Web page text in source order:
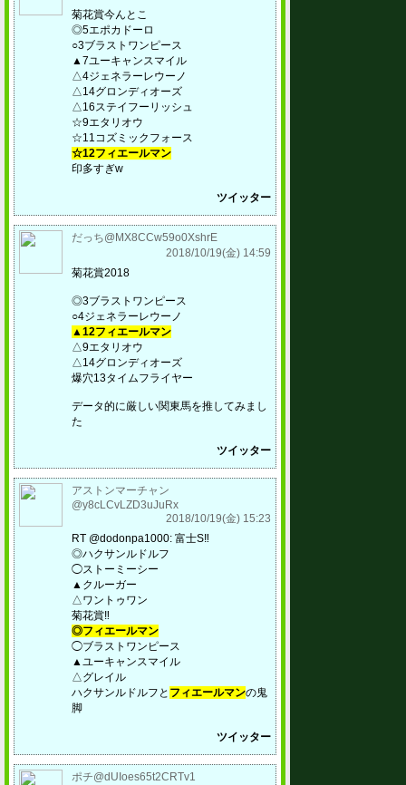
菊花賞今んとこ
◎5エポカドーロ
○3ブラストワンピース
▲7ユーキャンスマイル
△4ジェネラーレウーノ
△14グロンディオーズ
△16ステイフーリッシュ
☆9エタリオウ
☆11コズミックフォース
☆12フィエールマン
印多すぎw
ツイッター
だっち@MX8CCw59o0XshrE
2018/10/19(金) 14:59
菊花賞2018
◎3ブラストワンピース
○4ジェネラーレウーノ
▲12フィエールマン
△9エタリオウ
△14グロンディオーズ
爆穴13タイムフライヤー
データ的に厳しい関東馬を推してみまし
た
ツイッター
アストンマーチャン
@y8cLCvLZD3uJuRx
2018/10/19(金) 15:23
RT @dodonpa1000: 富士S‼️
◎ハクサンルドルフ
◯ストーミーシー
▲クルーガー
△ワントゥワン
菊花賞‼️
◎フィエールマン
◯ブラストワンピース
▲ユーキャンスマイル
△グレイル
ハクサンルドルフと フィエールマンの鬼
脚
ツイッター
ポチ@dUIoes65t2CRTv1